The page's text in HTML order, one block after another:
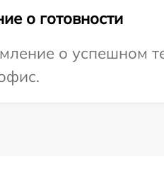
о готовности
о успешном